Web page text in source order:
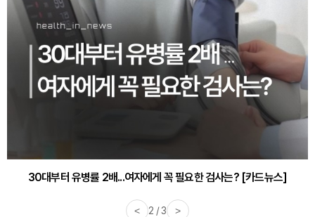
30대부터 유병률 2배...여자에게 꼭 필요한 검사는? [카드뉴스]
감기·독감 예방하고 면역력 높이는 4가지 영양제 [카드뉴스]
< 2 / 3 >